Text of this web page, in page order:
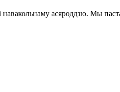
навакольнаму асяроддзю. Мы